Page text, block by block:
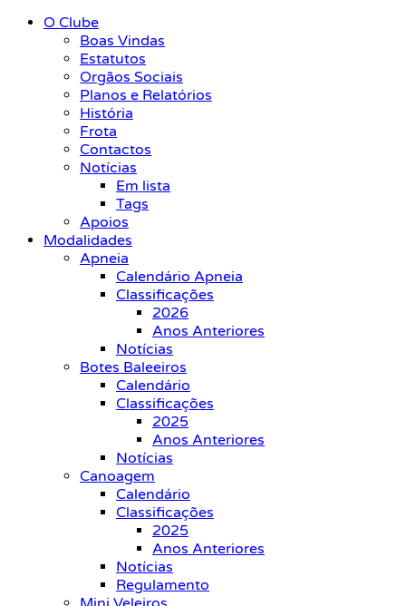
O Clube
Boas Vindas
Estatutos
Orgãos Sociais
Planos e Relatórios
História
Frota
Contactos
Notícias
Em lista
Tags
Apoios
Modalidades
Apneia
Calendário Apneia
Classificações
2026
Anos Anteriores
Notícias
Botes Baleeiros
Calendário
Classificações
2025
Anos Anteriores
Notícias
Canoagem
Calendário
Classificações
2025
Anos Anteriores
Notícias
Regulamento